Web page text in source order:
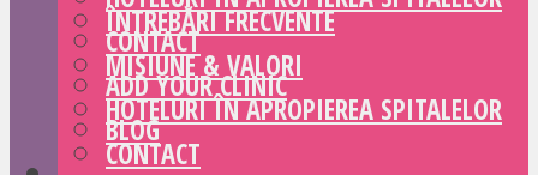
CONTACT
ADD YOUR CLINIC
BLOG
ÎNTREBĂRI FRECVENTE
MISIUNE & VALORI
HOTELURI ÎN APROPIEREA SPITALELOR
CONTACT